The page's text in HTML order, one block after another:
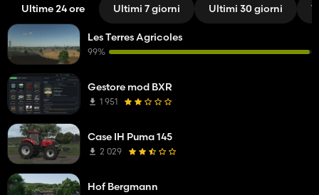
Ultime 24 ore Ultimi 7 giorni Ultimi 30 giorni
Les Terres Agricoles
99%
Gestore mod BXR
1 951
Case IH Puma 145
2 029
Hof Bergmann